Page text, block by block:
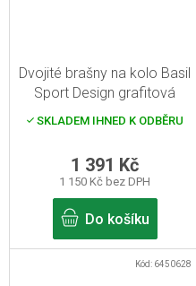
Dvojité brašny na kolo Basil
Sport Design grafitová
SKLADEM IHNED K ODBĚRU
1 150 Kč bez DPH
1 391 Kč
Do košíku
Kód: 6450628